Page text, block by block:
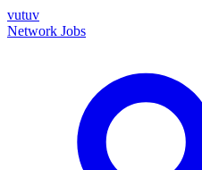
vutuv
Network Jobs